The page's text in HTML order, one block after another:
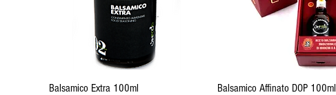
Aperçu rapide
Balsamico Extra 100ml
Aperçu rapide
Balsamico Affinato DOP 100ml